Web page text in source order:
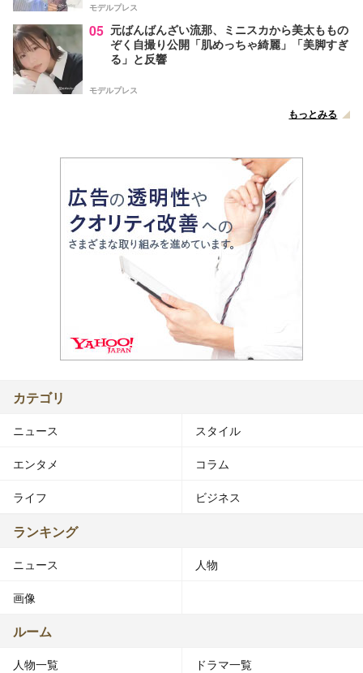
モデルプレス
05 元ばんばんざい流那、ミニスカから美太ももの
ぞく自撮り公開「肌めっちゃ綺麗」「美脚すぎ
る」と反響
モデルプレス
もっとみる
カテゴリ
ニュース スタイル
エンタメ コラム
ライフ ビジネス
ランキング
ニュース 人物
画像
ルーム
人物一覧 ドラマ一覧